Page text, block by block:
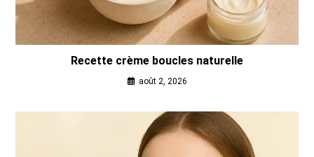
Recette crème boucles naturelle
août 2, 2026